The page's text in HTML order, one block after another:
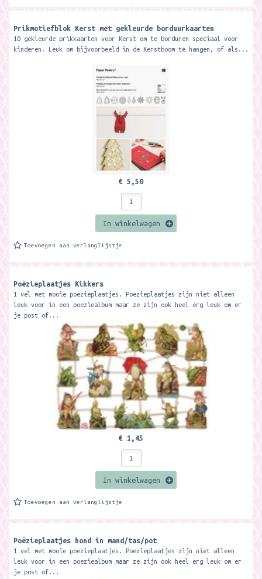
Prikmotiefblok Kerst met gekleurde borduurkaarten
10 gekleurde prikkaarten voor Kerst om te borduren speciaal voor
kinderen. Leuk om bijvoorbeeld in de Kerstboom te hangen, of als...
€ 5,50
In winkelwagen
Toevoegen aan verlanglijstje
Poëzieplaatjes Kikkers
1 vel met mooie poezieplaatjes. Poezieplaatjes zijn niet alleen
leuk voor in een poeziealbum maar ze zijn ook heel erg leuk om er
je post of...
€ 1,45
In winkelwagen
Toevoegen aan verlanglijstje
Poëzieplaatjes hond in mand/tas/pot
1 vel met mooie poezieplaatjes. Poezieplaatjes zijn niet alleen
leuk voor in een poeziealbum maar ze zijn ook heel erg leuk om er
je post of...